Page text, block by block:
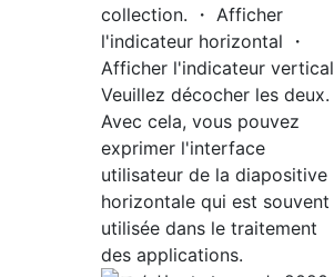
collection. ・ Afficher
l'indicateur horizontal ・
Afficher l'indicateur vertical
Veuillez décocher les deux.
Avec cela, vous pouvez
exprimer l'interface
utilisateur de la diapositive
horizontale qui est souvent
utilisée dans le traitement
des applications.